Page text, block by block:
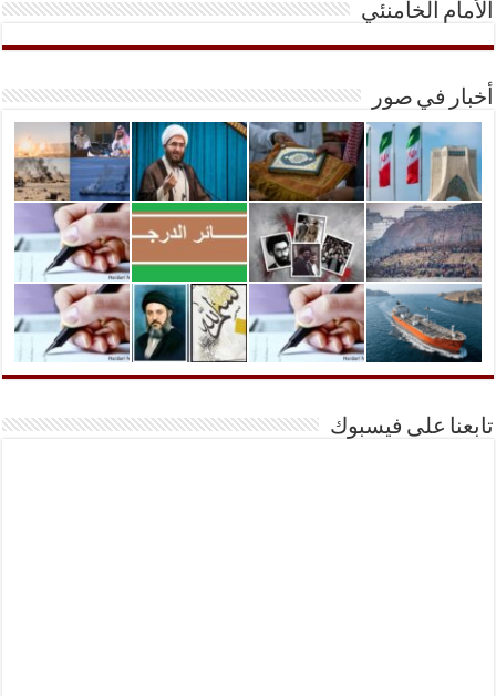
الأمام الخامنئي
أخبار في صور
تابعنا على فيسبوك